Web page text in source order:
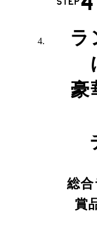
ラ
豪
総
賞